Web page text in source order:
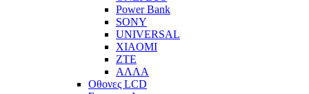
Power Bank
SONY
UNIVERSAL
XIAOMI
ZTE
ΑΛΛΑ
Οθονες LCD